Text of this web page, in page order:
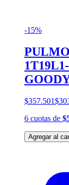
-15%
$357.501
6 cuotas de
Agregar al